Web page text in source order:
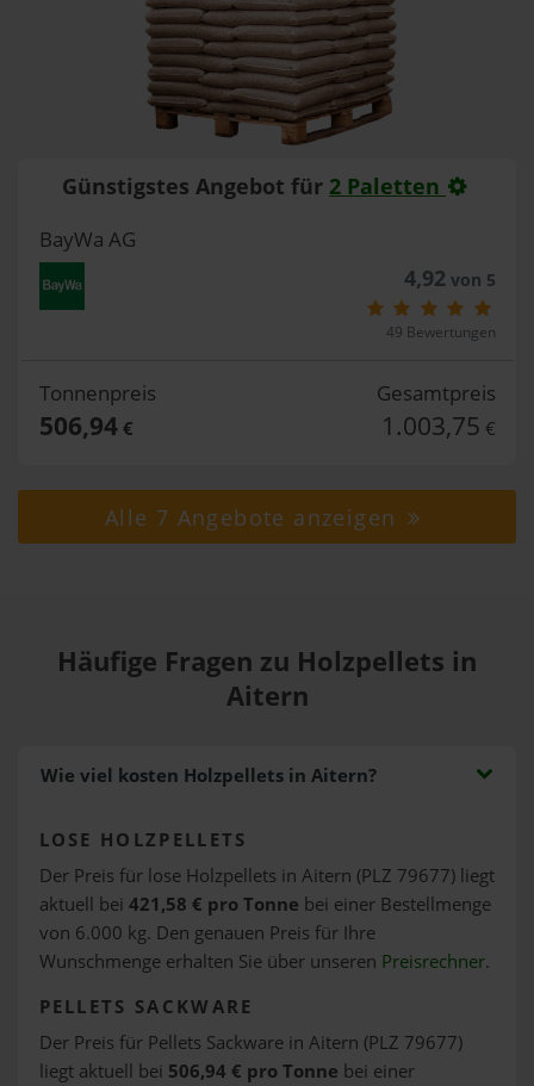
Günstigstes Angebot für 2 Paletten
BayWa AG
4,92von 5
49 Bewertungen
Tonnenpreis
506,94€
Gesamtpreis
1.003,75 €
Alle 7 Angebote anzeigen
Häufige Fragen zu Holzpellets in
Aitern
Wie viel kosten Holzpellets in Aitern?
LOSE HOLZPELLETS
Der Preis für lose Holzpellets in Aitern (PLZ 79677) liegt
aktuell bei 421,58 € pro Tonne bei einer Bestellmenge
von 6.000 kg. Den genauen Preis für Ihre
Wunschmenge erhalten Sie über unseren Preisrechner.
PELLETS SACKWARE
Der Preis für Pellets Sackware in Aitern (PLZ 79677)
liegt aktuell bei 506,94 € pro Tonne bei einer